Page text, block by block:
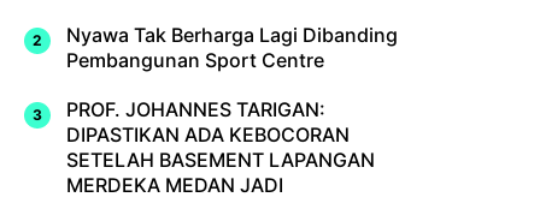
Nyawa Tak Berharga Lagi Dibanding
Pembangunan Sport Centre
PROF. JOHANNES TARIGAN:
DIPASTIKAN ADA KEBOCORAN
SETELAH BASEMENT LAPANGAN
MERDEKA MEDAN JADI